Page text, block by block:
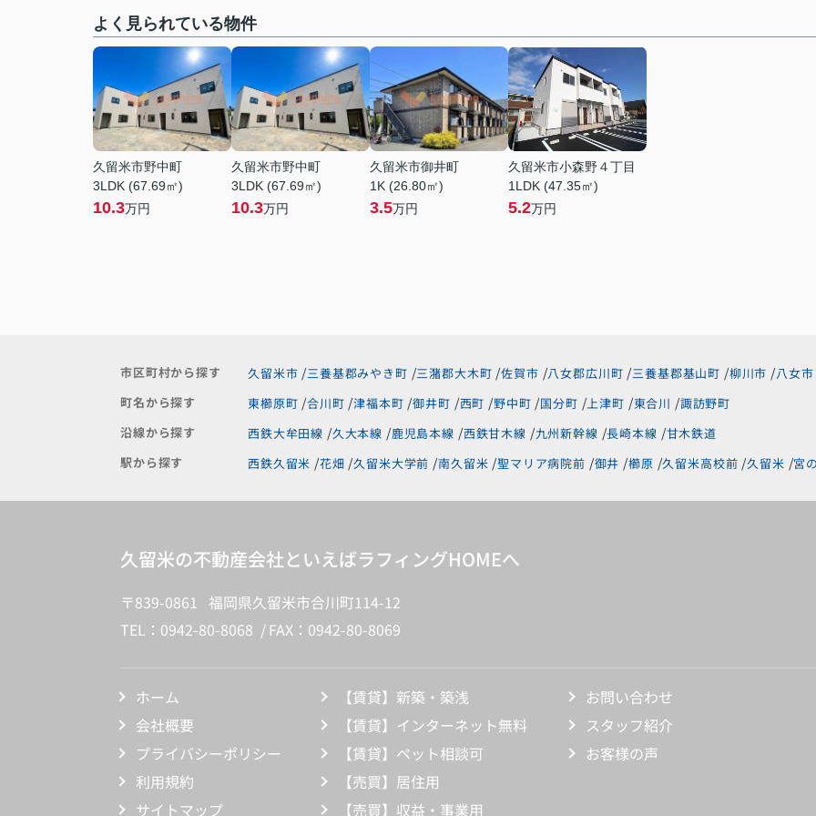
よく見られている物件
久留米市野中町
3LDK (67.69㎡)
10.3万円
久留米市野中町
3LDK (67.69㎡)
10.3万円
久留米市御井町
1K (26.80㎡)
3.5万円
久留米市小森野４丁目
1LDK (47.35㎡)
5.2万円
市区町村から探す 久留米市 三養基郡みやき町 三潴郡大木町 佐賀市 八女郡広川町 三養基郡基山町 柳川市
八女市
町名から探す
東櫛原町 合川町 津福本町 御井町 西町 野中町 国分町 上津町 東合川
諏訪野町
沿線から探す
西鉄大牟田線 久大本線 鹿児島本線 西鉄甘木線 九州新幹線 長崎本線 甘木鉄道
駅から探す
西鉄久留米 花畑 久留米大学前 南久留米 聖マリア病院前 御井 櫛原 久留米高校前 久留米 宮
久留米の不動産会社といえばラフィングHOMEへ
〒839-0861 福岡県久留米市合川町114-12
TEL：0942-80-8068
FAX：0942-80-8069
ホーム
会社概要
プライバシーポリシー
利用規約
サイトマップ
【賃貸】新築・築浅
【賃貸】インターネット無料
【賃貸】ペット相談可
【売買】居住用
【売買】収益・事業用
お問い合わせ
スタッフ紹介
お客様の声